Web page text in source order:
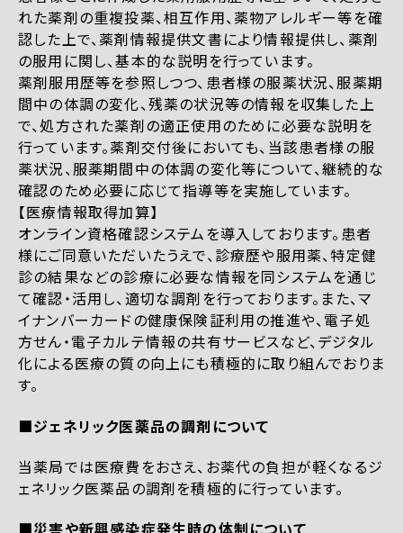
れた薬剤の重複投薬、相互作用、薬物アレルギー等を確
認した上で、薬剤情報提供文書により情報提供し、薬剤
の服用に関し、基本的な説明を行っています。
薬剤服用歴等を参照しつつ、患者様の服薬状況、服薬期
間中の体調の変化、残薬の状況等の情報を収集した上
で、処方された薬剤の適正使用のために必要な説明を
行っています。薬剤交付後においても、当該患者様の服
薬状況、服薬期間中の体調の変化等について、継続的な
確認のため必要に応じて指導等を実施しています。
【医療情報取得加算】
オンライン資格確認システムを導入しております。患者
様にご同意いただいたうえで、診療歴や服用薬、特定健
診の結果などの診療に必要な情報を同システムを通じ
て確認・活用し、適切な調剤を行っております。また、マ
イナンバーカードの健康保険証利用の推進や、電子処
方せん・電子カルテ情報の共有サービスなど、デジタル
化による医療の質の向上にも積極的に取り組んでおりま
す。
■ジェネリック医薬品の調剤について
当薬局では医療費をおさえ、お薬代の負担が軽くなるジ
ェネリック医薬品の調剤を積極的に行っています。
■災害や新興感染症発生時の体制について